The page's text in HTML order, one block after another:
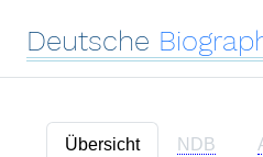
Deutsche
Übersicht NDB